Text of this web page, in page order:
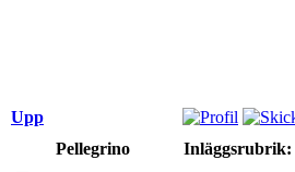
Upp
Pellegrino
Inläggsrubrik: